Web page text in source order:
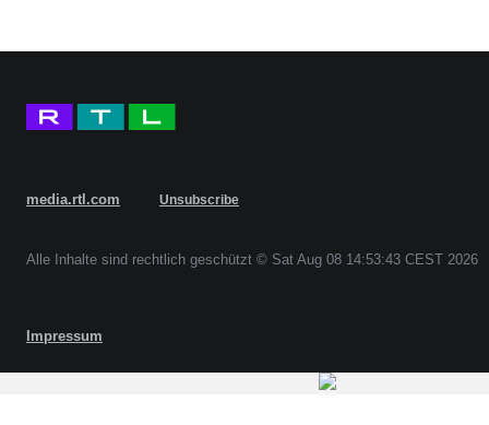
media.rtl.com Unsubscribe
Alle Inhalte sind rechtlich geschützt © Sat Aug 08 14:53:43 CEST 2026
Impressum